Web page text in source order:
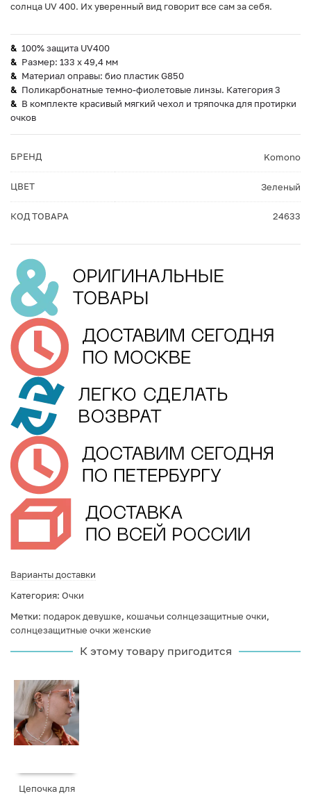
солнца UV 400. Их уверенный вид говорит все сам за себя.
100% защита UV400
Размер: 133 х 49,4 мм
Материал оправы: био пластик G850
Поликарбонатные темно-фиолетовые линзы. Категория 3
В комплекте красивый мягкий чехол и тряпочка для протирки
очков
БРЕНД Komono
ЦВЕТ Зеленый
КОД ТОВАРА 24633
Варианты доставки
Категория: Очки
Метки: подарок девушке, кошачьи солнцезащитные очки,
солнцезащитные очки женские
К этому товару пригодится
Цепочка для